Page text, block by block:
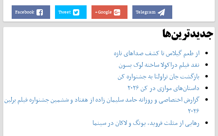
Facebook Tweet Google+ Telegram
جدیدترین‌ها
از طعم گیلاس تا کشف صداهای تازه
نقد فیلم دراکولا ساخته لوک بسون
بازگشت جان تراولتا به جشنواره کن
داستان‌های موازی در کن ۲۰۲۶
گزارش اختصاصی و روزانه حامد سلیمان زاده از هفتاد و‌ ششمین جشنواره فیلم برلین
۲۰۲۶
رهایی از مثلث فروید، یونگ و لاکان در سینما